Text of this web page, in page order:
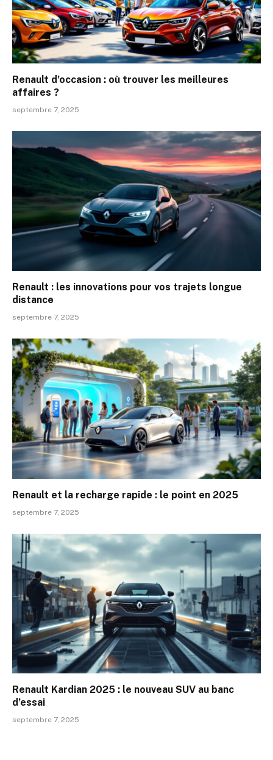
Renault d’occasion : où trouver les meilleures
affaires ?
septembre 7, 2025
Renault : les innovations pour vos trajets longue
distance
septembre 7, 2025
Renault et la recharge rapide : le point en 2025
septembre 7, 2025
Renault Kardian 2025 : le nouveau SUV au banc
d’essai
septembre 7, 2025